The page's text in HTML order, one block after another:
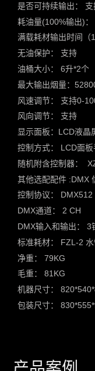
是否可持续输出：
耗油量(100%输出)
满载耗材输出时间（
无油保护： 支持
油桶大小： 6升*2个
最大输出烟量：
风速调节： 支持0-
风向调节： 支持
显示面板：LCD液晶
控制方式： LCD面
随机附含控制器：
其他选配配件 :DMX
控制协议： DMX512
DMX通道： 2 CH
DMX输入和输出： 3
标准耗材： FZL-2
净重： 79KG
毛重： 81KG
机器尺寸：
包装尺寸：